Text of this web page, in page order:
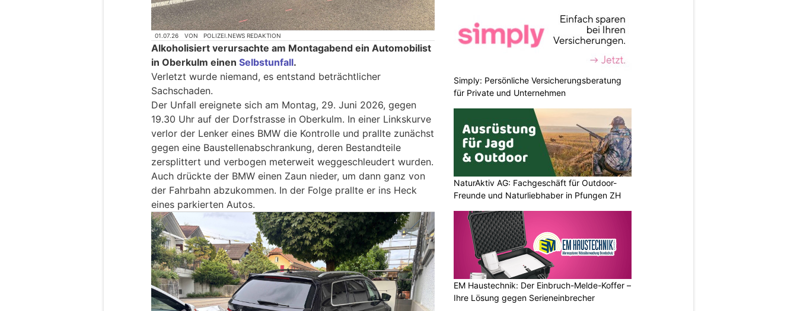
01.07.26 VON POLIZEI.NEWS REDAKTION
Alkoholisiert verursachte am Montagabend ein Automobilist
in Oberkulm einen Selbstunfall.
Verletzt wurde niemand, es entstand beträchtlicher
Sachschaden.
Der Unfall ereignete sich am Montag, 29. Juni 2026, gegen
19.30 Uhr auf der Dorfstrasse in Oberkulm. In einer Linkskurve
verlor der Lenker eines BMW die Kontrolle und prallte zunächst
gegen eine Baustellenabschrankung, deren Bestandteile
zersplittert und verbogen meterweit weggeschleudert wurden.
Auch drückte der BMW einen Zaun nieder, um dann ganz von
der Fahrbahn abzukommen. In der Folge prallte er ins Heck
eines parkierten Autos.
Simply: Persönliche Versicherungsberatung
für Private und Unternehmen
NaturAktiv AG: Fachgeschäft für Outdoor-
Freunde und Naturliebhaber in Pfungen ZH
EM Haustechnik: Der Einbruch-Melde-Koffer –
Ihre Lösung gegen Serieneinbrecher